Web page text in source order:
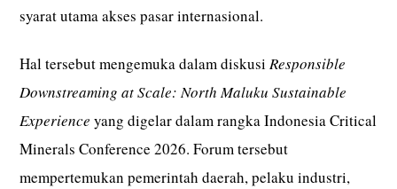
syarat utama akses pasar internasional.
Hal tersebut mengemuka dalam diskusiResponsible
Downstreaming at Scale: North Maluku Sustainable
Experience yang digelar dalam rangka Indonesia Critical
Minerals Conference 2026. Forum tersebut
mempertemukan pemerintah daerah, pelaku industri,